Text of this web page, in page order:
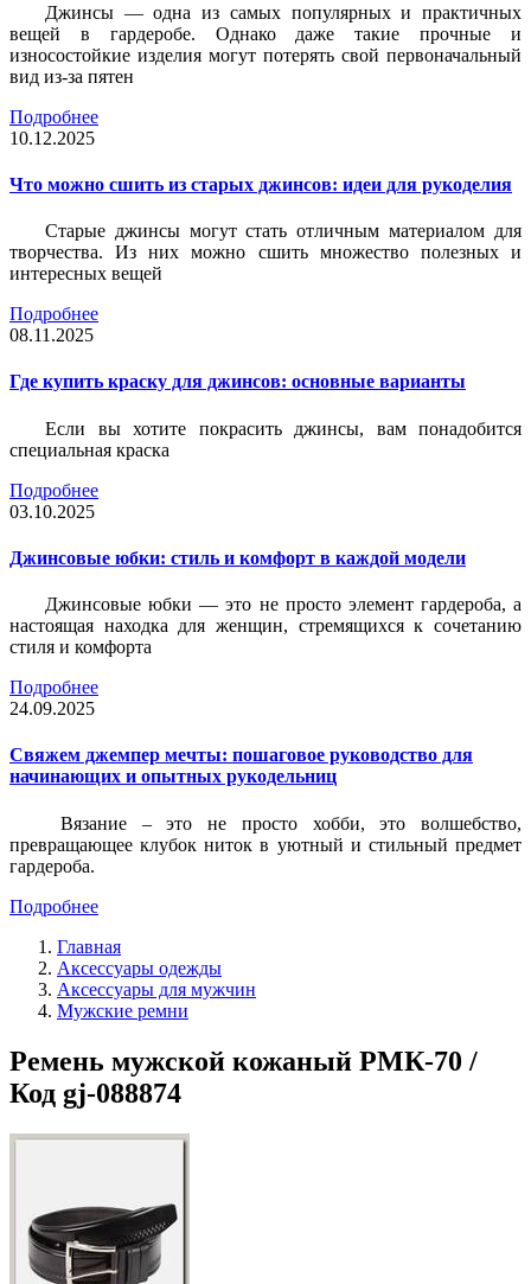
Джинсы — одна из самых популярных и практичных
вещей в гардеробе. Однако даже такие прочные и
износостойкие изделия могут потерять свой первоначальный
вид из-за пятен
Подробнее
10.12.2025
Что можно сшить из старых джинсов: идеи для рукоделия
Старые джинсы могут стать отличным материалом для
творчества. Из них можно сшить множество полезных и
интересных вещей
Подробнее
08.11.2025
Где купить краску для джинсов: основные варианты
Если вы хотите покрасить джинсы, вам понадобится
специальная краска
Подробнее
03.10.2025
Джинсовые юбки: стиль и комфорт в каждой модели
Джинсовые юбки — это не просто элемент гардероба, а
настоящая находка для женщин, стремящихся к сочетанию
стиля и комфорта
Подробнее
24.09.2025
Свяжем джемпер мечты: пошаговое руководство для
начинающих и опытных рукодельниц
Вязание – это не просто хобби, это волшебство,
превращающее клубок ниток в уютный и стильный предмет
гардероба.
Подробнее
Главная
Аксессуары одежды
Аксессуары для мужчин
Мужские ремни
Ремень мужской кожаный РМК-70 /
Код gj-088874